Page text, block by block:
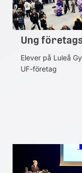
Ung
Elever på Luleå
UF-företag